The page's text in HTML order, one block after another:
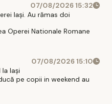
07/08/2026 15:32
Iași. Au rămas doi
Operei Nationale Romane
07/08/2026 15:10
Iași
pe copii in weekend au